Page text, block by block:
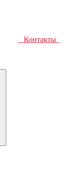
Контакты